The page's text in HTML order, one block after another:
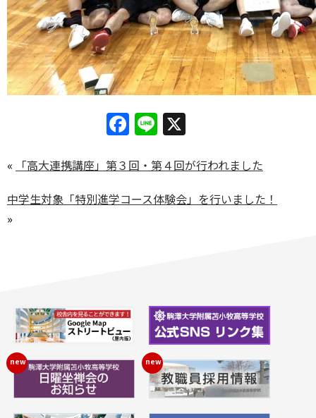
Facebook
Line
«
「高大連携講座」第３回・第４回が行われました
中学生対象「特別進学コース体験会」を行いました！
»